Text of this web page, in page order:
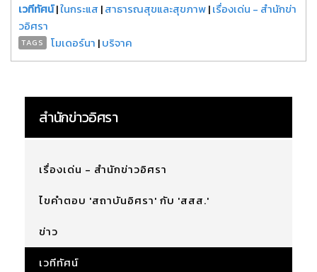
เวทีทัศน์|ในกระแส |สาธารณสุขและสุขภาพ|เรื่องเด่น - สำนักข่า
วอิศรา
TAGS โมเดอร์นา |บริจาค
สำนักข่าวอิศรา
เรื่องเด่น - สำนักข่าวอิศรา
ไขคำตอบ 'สถาบันอิศรา' กับ 'สสส.'
ข่าว
เวทีทัศน์